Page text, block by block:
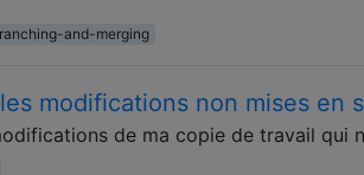
and-merging
modifications non mises en
de ma copie de travail qui